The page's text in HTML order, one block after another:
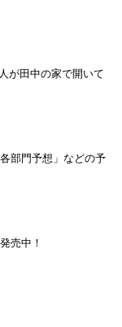
が田中の家で開いて
部門予想」などの予
売中！